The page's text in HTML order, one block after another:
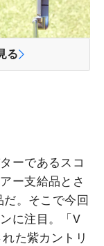
る
ーであるスコ
ー支給品とさ
だ。そこで今回
に注目。「V
た紫カントリ